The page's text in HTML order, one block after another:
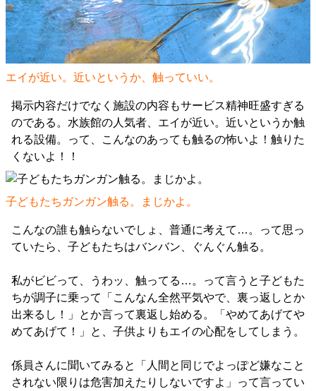
エイが近い。近いというか、触っていい。
掲示内容だけでなく施設の内容もサービス精神旺盛すぎる
のである。水族館の人気者、エイが近い。近いというか触
れる設備。って、こんなのあっても触るの怖いよ！触りた
くないよ！！
子どもたちガンガン触る。まじかよ。
こんなの誰も触らないでしょ、普通に考えて…。って思っ
ていたら、子どもたちはバンバン、ぐんぐん触る。
私がビビって、うわッ、触ってる…。って言うと子どもた
ちが調子に乗って「こんなん全然平気やで、裏っ返しとか
出来るし！」とか言って裏返し始める。「やめてあげてや
めてあげて！」と、子供よりもエイの心配をしてしまう。
係員さんに聞いてみると「人間と同じでよっぽど嫌なこと
されない限りは危害加えたりしないですよ」って言ってい